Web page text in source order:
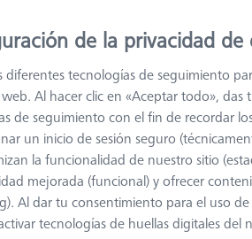
M3 Extensiones de acero
por un lado, pero muy pesadas
y pocos palpadores.
de la privacidad de
diferentes tecnologías de seguimiento
Al hacer clic en «Aceptar todo»,
de seguimiento con el fin de recordar
un inicio de sesión seguro
la funcionalidad de nuestro sitio
mejorada (funcional) y ofrecer
Al dar tu consentimiento para el uso
tecnologías de huellas digitales del